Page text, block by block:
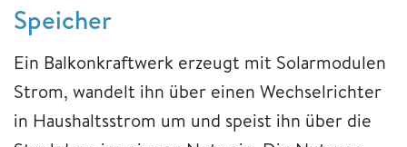
Speicher
Ein Balkonkraftwerk erzeugt mit Solarmodulen
Strom, wandelt ihn über einen Wechselrichter
in Haushaltsstrom um und speist ihn über die